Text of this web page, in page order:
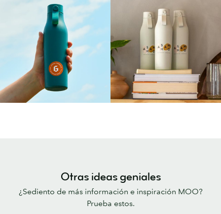
Otras ideas geniales
¿Sediento de más información e inspiración MOO?
Prueba estos.